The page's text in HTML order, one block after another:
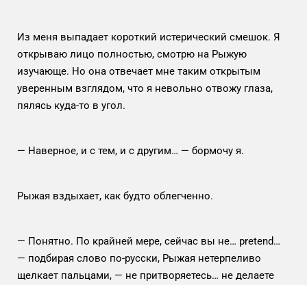
Из меня выпадает короткий истерический смешок. Я
открываю лицо полностью, смотрю на Рыжую
изучающе. Но она отвечает мне таким открытым
уверенным взглядом, что я невольно отвожу глаза,
пялясь куда-то в угол.
— Наверное, и с тем, и с другим… — бормочу я.
Рыжая вздыхает, как будто облегченно.
— Понятно. По крайней мере, сейчас вы не… pretend…
— подбирая слово по-русски, Рыжая нетерпеливо
щелкает пальцами, — не притворяетесь… не делаете